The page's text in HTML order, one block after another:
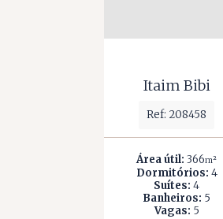
Itaim Bibi
Ref: 208458
Área útil: 366m²
Dormitórios: 4
Suítes: 4
Banheiros: 5
Vagas: 5